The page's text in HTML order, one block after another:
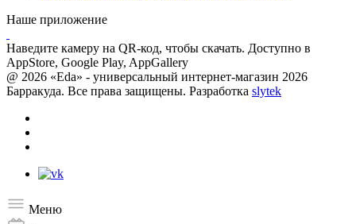
Наше приложение
Наведите камеру на QR-код, чтобы скачать. Доступно в
AppStore, Google Play, AppGallery
@ 2026 «Eda» - универсальный интернет-магазин 2026
Барракуда. Все права защищены. Разработка slytek
Меню